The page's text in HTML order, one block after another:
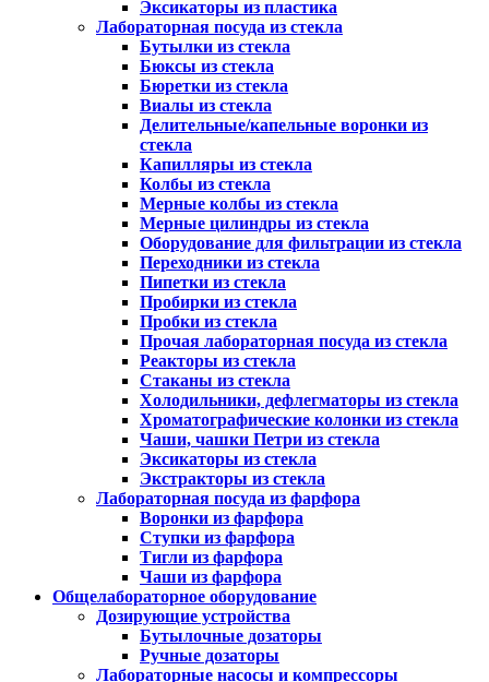
Эксикаторы из пластика
Лабораторная посуда из стекла
Бутылки из стекла
Бюксы из стекла
Бюретки из стекла
Виалы из стекла
Делительные/капельные воронки из
стекла
Капилляры из стекла
Колбы из стекла
Мерные колбы из стекла
Мерные цилиндры из стекла
Оборудование для фильтрации из стекла
Переходники из стекла
Пипетки из стекла
Пробирки из стекла
Пробки из стекла
Прочая лабораторная посуда из стекла
Реакторы из стекла
Стаканы из стекла
Холодильники, дефлегматоры из стекла
Хроматографические колонки из стекла
Чаши, чашки Петри из стекла
Эксикаторы из стекла
Экстракторы из стекла
Лабораторная посуда из фарфора
Воронки из фарфора
Ступки из фарфора
Тигли из фарфора
Чаши из фарфора
Общелабораторное оборудование
Дозирующие устройства
Бутылочные дозаторы
Ручные дозаторы
Лабораторные насосы и компрессоры